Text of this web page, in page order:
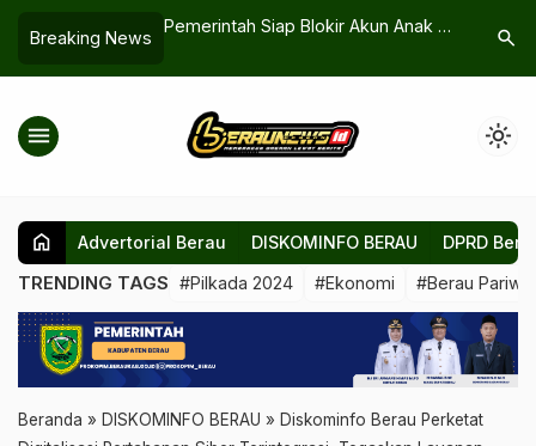
Breaking News
Pemerintah Siap Blokir Akun Anak di
Bawah Umur, Diskominfo Berau
Ungkap Tantangan di Lapangan
Fasilitas Umumsearch
menu light_mode
home Advertorial Berau DISKOMINFO BERAU DPRD
TRENDING TAGS #Pilkada 2024 #Ekonomi #Berau
Beranda » DISKOMINFO BERAU » ‎Diskominfo Berau Perketat